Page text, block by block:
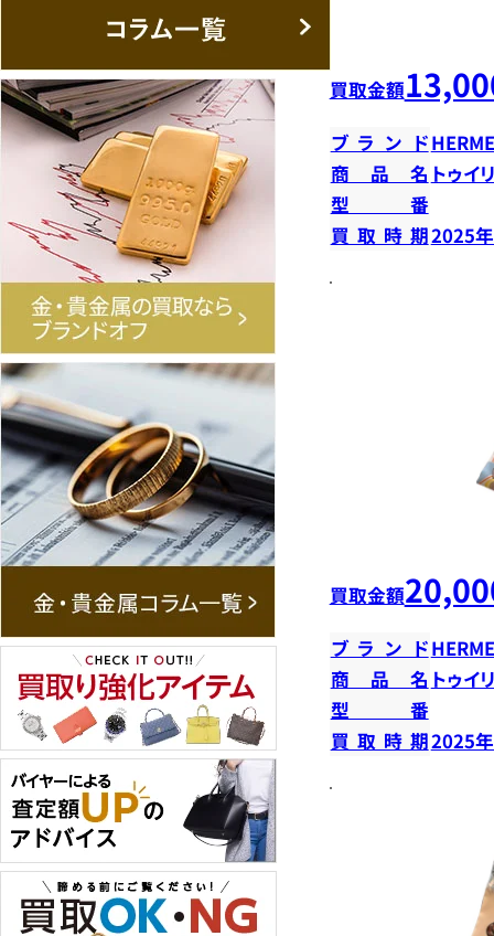
買取金額
ブランド
商品名 トゥイ
型番
買取時期2025
買取金額
ブランド
商品名 トゥイ
型番
買取時期2025